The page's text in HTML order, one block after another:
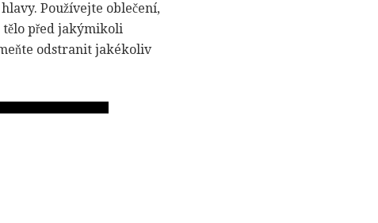
Používejte oblečení,
tělo před jakýmikoli
odstranit jakékoliv